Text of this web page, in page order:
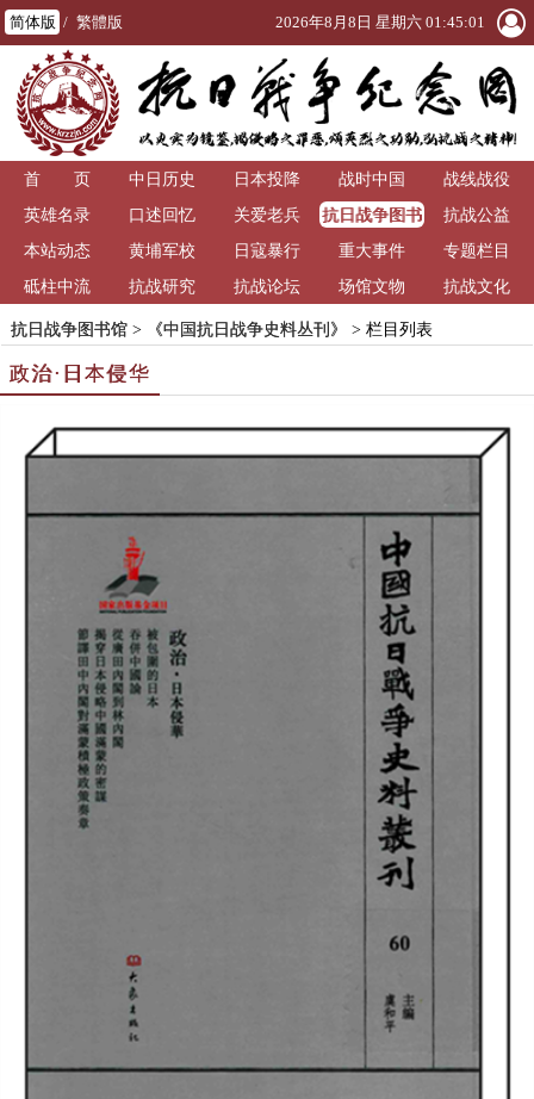
简体版 / 繁體版 2026年8月8日 星期六 01:45:03
首 页 中日历史 日本投降 战时中国
战线战役
英雄名录
口述回忆 关爱老兵
抗日战争图书
馆
抗战公益
本站动态
黄埔军校 日寇暴行 重大事件
专题栏目
砥柱中流
抗战研究 抗战论坛 场馆文物 抗战文化
抗日战争图书馆> 《中国抗日战争史料丛刊》 > 栏目列表
政治·日本侵华